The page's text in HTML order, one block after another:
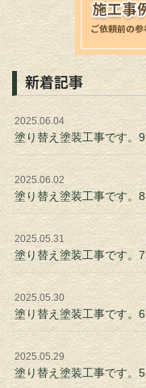
新着記事
2025.06.04
塗り替え塗装工事です。9
2025.06.02
塗り替え塗装工事です。8
2025.05.31
塗り替え塗装工事です。7
2025.05.30
塗り替え塗装工事です。6
2025.05.29
塗り替え塗装工事です。5